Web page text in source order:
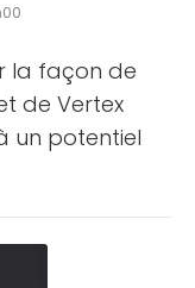
la façon de
de Vertex
un potentiel